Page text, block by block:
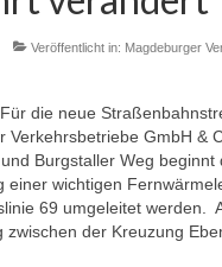
Veröffentlicht in: Magdeburger
die neue
Verkehrsbetriebe GmbH &
Burgstaller Weg beginnt
einer wichtigen
69 umgeleitet werden.
zwischen der Kreuzung